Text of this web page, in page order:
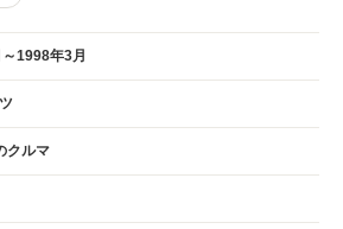
1998年3月
クルマ